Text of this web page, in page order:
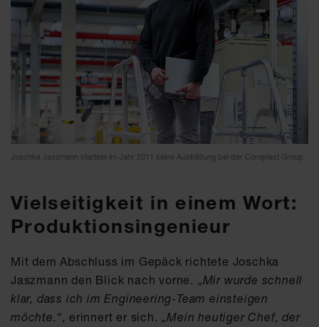
Joschka Jaszmann startete im Jahr 2011 seine Ausbildung bei der Coroplast Group.
Vielseitigkeit in einem Wort:
Produktionsingenieur
Mit dem Abschluss im Gepäck richtete Joschka
Jaszmann den Blick nach vorne. „Mir wurde schnell
klar, dass ich im Engineering-Team einsteigen
möchte. “, erinnert er sich. „Mein heutiger Chef, der